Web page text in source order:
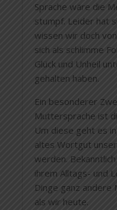
Sprache wäre die
stumpf. Leider hat
wissen wir doch
sich als schlimme
Glück und Unheil
gehalten haben.
Ein besonderer
Muttersprache ist
Um diese geht es
altes Wortgut
werden.
ihrem Alltags- und
Dinge ganz andere
als wir heute.